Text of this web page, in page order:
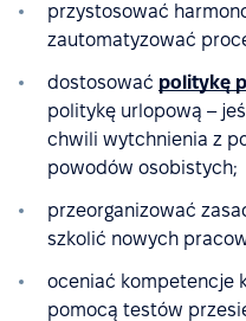
przystosować
zautomatyzować
dostosować politykę
politykę urlopową –
chwili wytchnienia z
powodów osobistych;
przeorganizować
szkolić nowych
oceniać kompetencje
pomocą testów